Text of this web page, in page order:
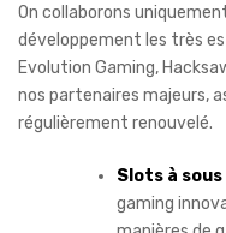
On collaborons
développement les très
Evolution Gaming,
nos partenaires majeurs,
régulièrement renouvelé.
Slots à sous
gaming